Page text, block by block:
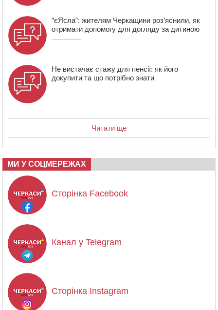
“єЯсла”: жителям Черкащини роз’яснили, як
отримати допомогу для догляду за дитиною
Не вистачає стажу для пенсії: як його
докупити та що потрібно знати
Читати ще
МИ У СОЦМЕРЕЖАХ
Сторінка Facebook
Канал у Telegram
Сторінка Instagram